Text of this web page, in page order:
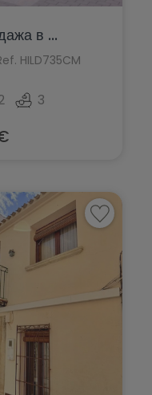
в ...
HILD735CM
3